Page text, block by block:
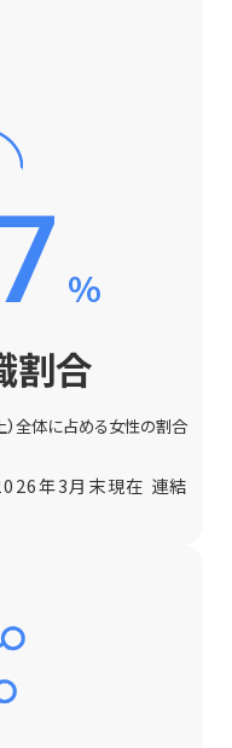
%
割合
全体に占める女性の割合
年3月末現在 連結